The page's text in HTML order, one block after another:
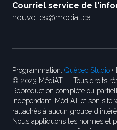
Courriel service de
nouvelles@mediat.ca
Programmation: Québec Studio
© 2023 MédiAT — Tous droits
Reproduction complète ou
indépendant, MédiAT et son
rattachés à aucun groupe
Nous appliquons les normes et